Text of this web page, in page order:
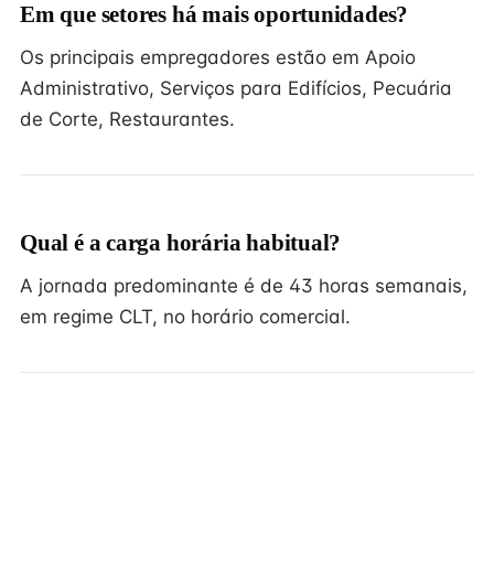
Em que setores há mais oportunidades?
Os principais empregadores estão em Apoio
Administrativo, Serviços para Edifícios, Pecuária
de Corte, Restaurantes.
Qual é a carga horária habitual?
A jornada predominante é de 43 horas semanais,
em regime CLT, no horário comercial.